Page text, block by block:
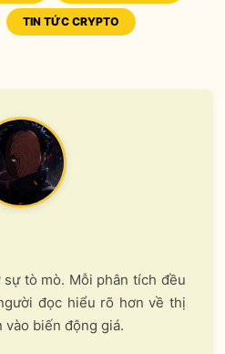
TIN TỨC CRYPTO
tò mò. Mỗi phân tích đều
đọc hiểu rõ hơn về thị
biến động giá.